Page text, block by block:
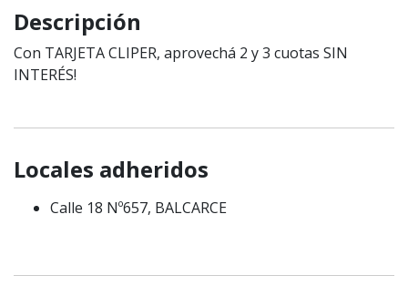
Descripción
Con TARJETA CLIPER, aprovechá 2 y 3 cuotas SIN
INTERÉS!
Locales adheridos
Calle 18 Nº657, BALCARCE